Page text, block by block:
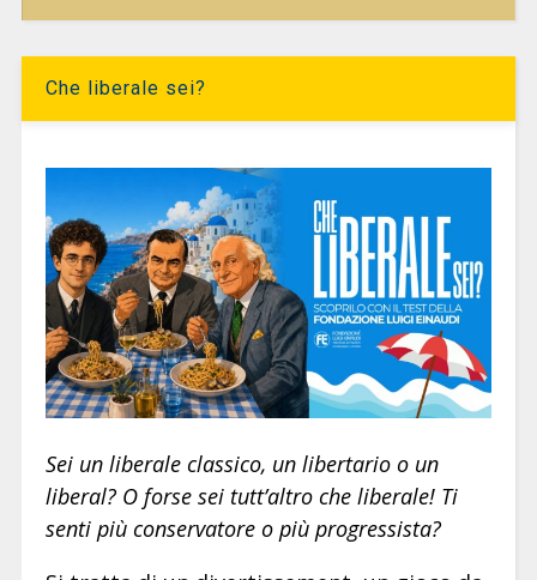
Che liberale sei?
Sei un liberale classico, un libertario o un
liberal? O forse sei tutt’altro che liberale! Ti
senti più conservatore o più progressista?